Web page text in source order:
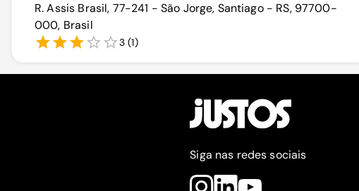
R. Assis Brasil, 77-241 - São Jorge, Santiago - RS, 97700-
000, Brasil
3 (1)
Siga nas redes sociais